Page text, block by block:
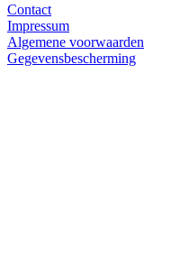
Contact
Impressum
Algemene voorwaarden
Gegevensbescherming